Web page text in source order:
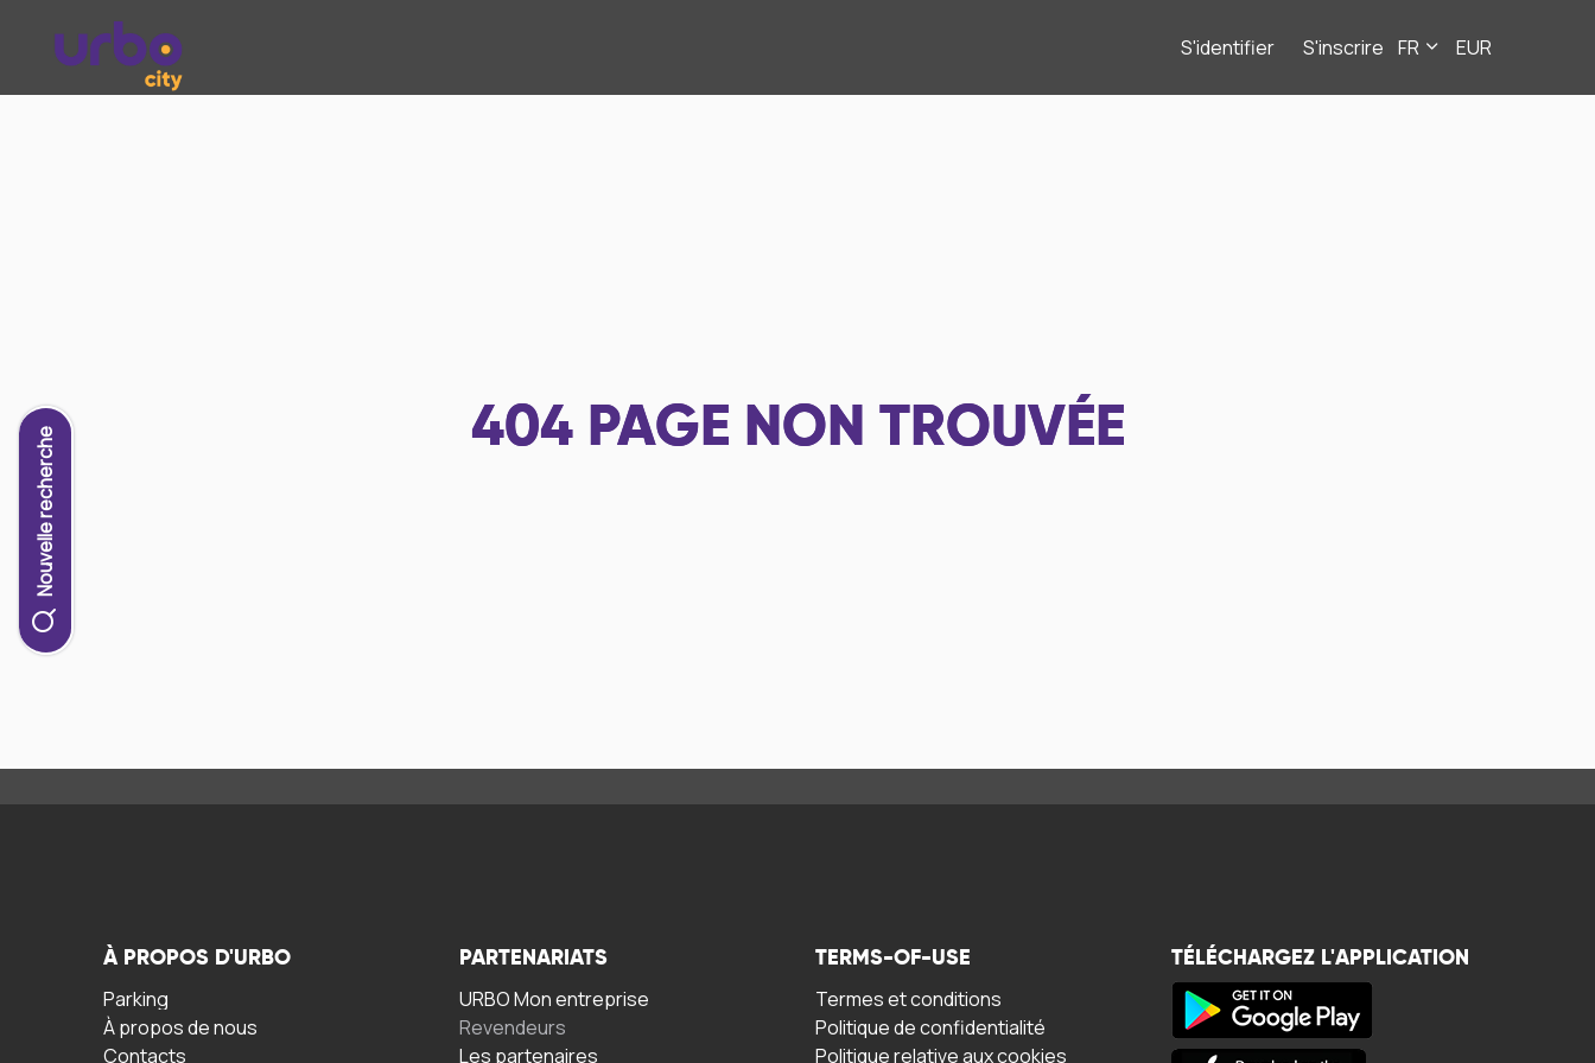
S'identifier S'inscrire FR EUR
Nouvelle recherche 404 PAGE NON TROUVÉE
À PROPOS D'URBO
Parking
À propos de nous
Contacts
PARTENARIATS
URBO Mon entreprise
Revendeurs
Les partenaires
TERMS-OF-USE
Termes et conditions
Politique de confidentialité
Politique relative aux cookies
TÉLÉCHARGEZ L'APPLICATION